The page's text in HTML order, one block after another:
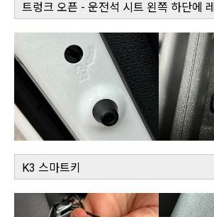
트렁크 오픈 - 운전석 시트 왼쪽 하단에
K3 스마트키